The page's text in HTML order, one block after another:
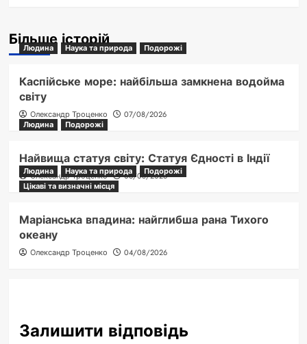
Більше історій
Людина Наука та природа Подорожі
Каспійське море: найбільша замкнена водойма
світу
Олександр Троценко
07/08/2026
Людина
Подорожі
Найвища статуя світу: Статуя Єдності в Індії
Олександр Троценко 06/08/2026
Людина Наука та природа
Подорожі
Цікаві та визначні місця
Маріанська впадина: найглибша рана Тихого
океану
Олександр Троценко 04/08/2026
Залишити відповідь